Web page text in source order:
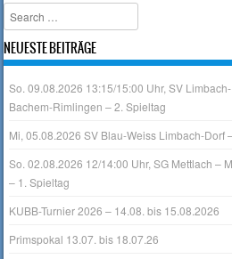
Search
NEUESTE BEITRÄGE
So. 09.08.2026 13:15/15:00 Uhr, SV
Bachem-Rimlingen – 2. Spieltag
Mi, 05.08.2026 SV Blau-Weiss Limbach-Dorf
So. 02.08.2026 12/14:00 Uhr, SG Mettlach –
– 1. Spieltag
KUBB-Turnier 2026 – 14.08. bis 15.08.2026
Primspokal 13.07. bis 18.07.26